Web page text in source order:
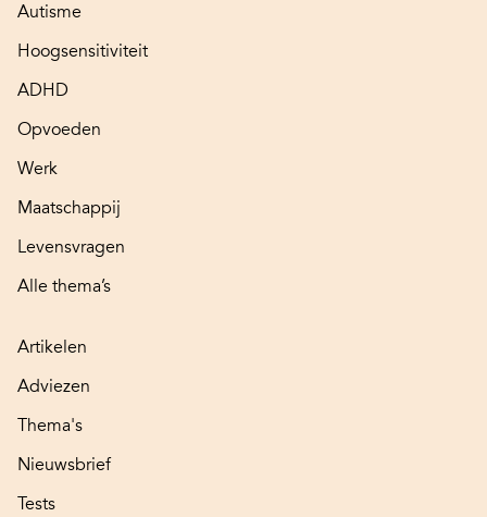
Autisme
Hoogsensitiviteit
ADHD
Opvoeden
Werk
Maatschappij
Levensvragen
Alle thema’s
Artikelen
Adviezen
Thema's
Nieuwsbrief
Tests